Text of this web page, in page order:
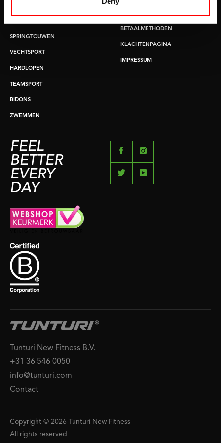
SPRINGTOUWEN
VECHTSPORT
HARDLOPEN
TEAMSPORT
BIDONS
ZWEMMEN
BETAALMETHODEN
KLACHTENPAGINA
IMPRESSUM
FEEL
BETTER
EVERY
DAY
Tunturi New Fitness B.V.
+31 36 546 0050
info@tunturi.com
Contact
Copyright © 2026 Tunturi New Fitness
All rights reserved